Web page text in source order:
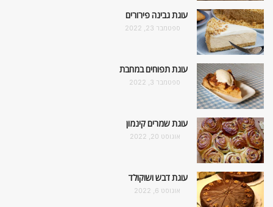
עוגת גבינה פירורים
ספטמבר 23, 2022
עוגת תפוחים במחבת
ספטמבר 3, 2022
עוגת שמרים קינמון
אוגוסט 20, 2022
עוגת דבש ושוקולד
אוגוסט 6, 2022